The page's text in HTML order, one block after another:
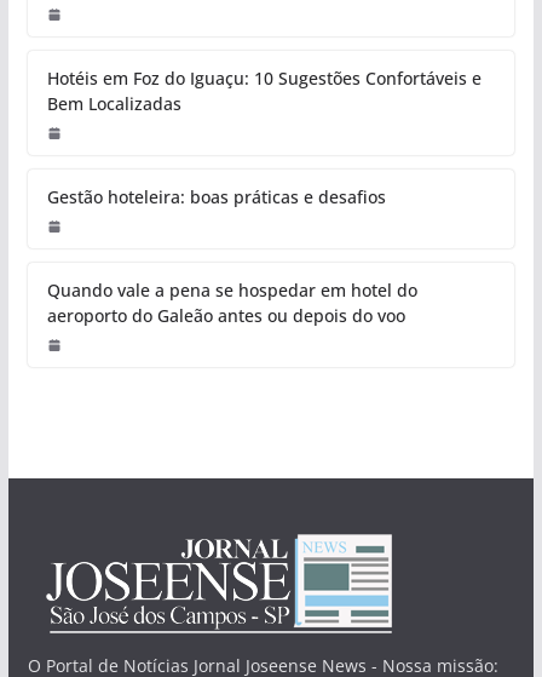
Hotéis em Foz do Iguaçu: 10 Sugestões Confortáveis e
Bem Localizadas
Gestão hoteleira: boas práticas e desafios
Quando vale a pena se hospedar em hotel do
aeroporto do Galeão antes ou depois do voo
O Portal de Notícias Jornal Joseense News - Nossa missão: